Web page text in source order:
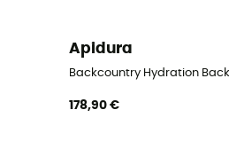
Apidura
Backcountry Hydration
178,90 €